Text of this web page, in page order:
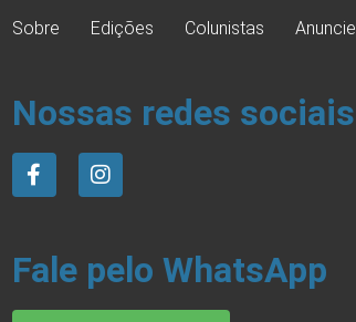
Sobre Edições Colunistas Anuncie
Nossas redes sociais
Fale pelo WhatsApp